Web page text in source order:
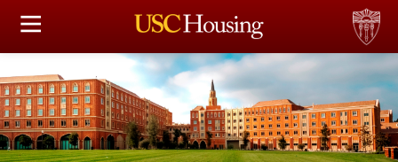
住房选择
申请和分配
财务实事资讯